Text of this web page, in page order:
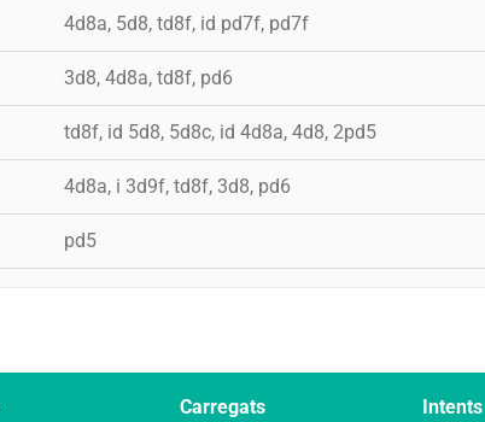
4d8a, 5d8, td8f, id pd7f, pd7f
3d8, 4d8a, td8f, pd6
td8f, id 5d8, 5d8c, id 4d8a, 4d8, 2pd5
4d8a, i 3d9f, td8f, 3d8, pd6
pd5
Carregats Intents